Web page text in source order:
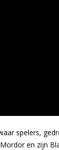
spelers,
en zijn